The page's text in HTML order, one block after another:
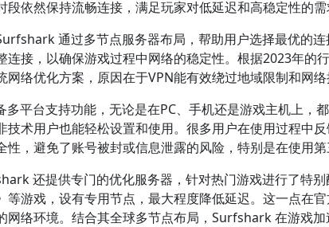
依然保持流畅连接，满足玩家对低延迟和高稳定性的需
通过多节点服务器布局，帮助用户选择最优的
连接，以确保游戏过程中网络的稳定性。根据2023年的
网络优化方案，原因在于VPN能有效绕过地域限制和网络
平台支持功能，无论是在PC、手机还是游戏主机上，
技术用户也能轻松设置和使用。很多用户在使用过程中
性，避免了账号被封或信息泄露的风险，特别是在使用第
还提供专门的优化服务器，针对热门游戏进行了特
等游戏，设有专用节点，最大程度降低延迟。这一点在
网络环境。结合其全球多节点布局，Surfshark 在游戏